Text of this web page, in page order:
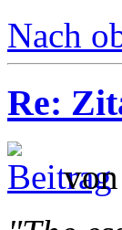
Nach
Re:
von